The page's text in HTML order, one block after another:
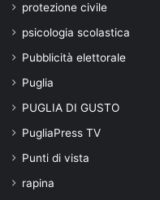
protezione civile
psicologia scolastica
Pubblicità elettorale
Puglia
PUGLIA DI GUSTO
PugliaPress TV
Punti di vista
rapina